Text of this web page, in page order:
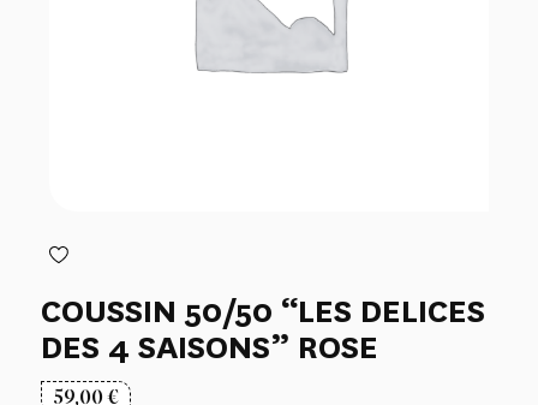
COUSSIN 50/50 “LES DELICES
DES 4 SAISONS” ROSE
59,00€